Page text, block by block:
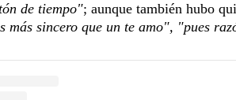
de tiempo"; aunque también hubo
más sincero que un te amo", "pues